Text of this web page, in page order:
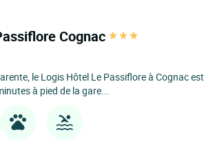
Cognac
le Logis Hôtel Le Passiflore à Cognac est
à pied de la gare...